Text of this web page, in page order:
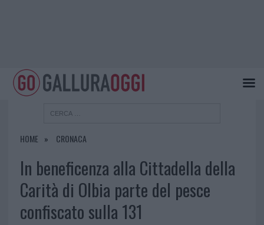
HOME CRONACA
In beneficenza alla Cittadella della
Carità di Olbia parte del pesce
confiscato sulla 131